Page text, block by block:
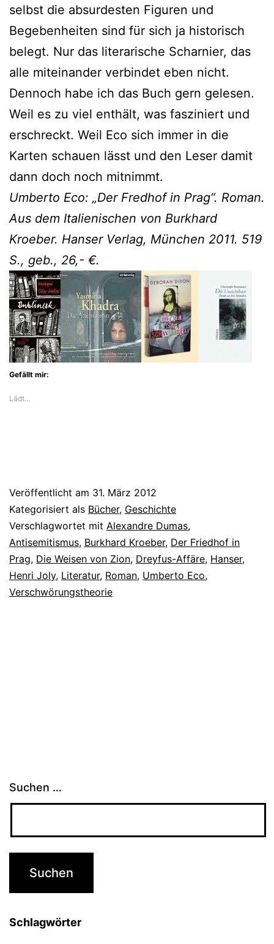
selbst die absurdesten Figuren und
Begebenheiten sind für sich ja historisch
belegt. Nur das literarische Scharnier, das
alle miteinander verbindet eben nicht.
Dennoch habe ich das Buch gern gelesen.
Weil es zu viel enthält, was fasziniert und
erschreckt. Weil Eco sich immer in die
Karten schauen lässt und den Leser damit
dann doch noch mitnimmt.
Umberto Eco: „Der Fredhof in Prag“. Roman.
Aus dem Italienischen von Burkhard
Kroeber. Hanser Verlag, München 2011. 519
S., geb., 26,- €.
Gefällt mir:
Lädt…
Veröffentlicht am 31. März 2012
Kategorisiert als Bücher, Geschichte
Verschlagwortet mit Alexandre Dumas,
Antisemitismus, Burkhard Kroeber, Der Friedhof in
Prag, Die Weisen von Zion, Dreyfus-Affäre, Hanser,
Henri Joly, Literatur, Roman, Umberto Eco,
Verschwörungstheorie
Suchen …
Schlagwörter